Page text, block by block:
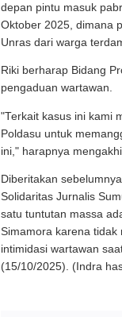
depan pintu masuk
Oktober 2025, dimana
Unras dari warga
Riki berharap Bidang
pengaduan wartawan.
"Terkait kasus ini kami
Poldasu untuk
ini," harapnya
Diberitakan
Solidaritas Jurnalis
satu tuntutan massa
Simamora karena tidak
intimidasi wartawan
(15/10/2025). (Indra